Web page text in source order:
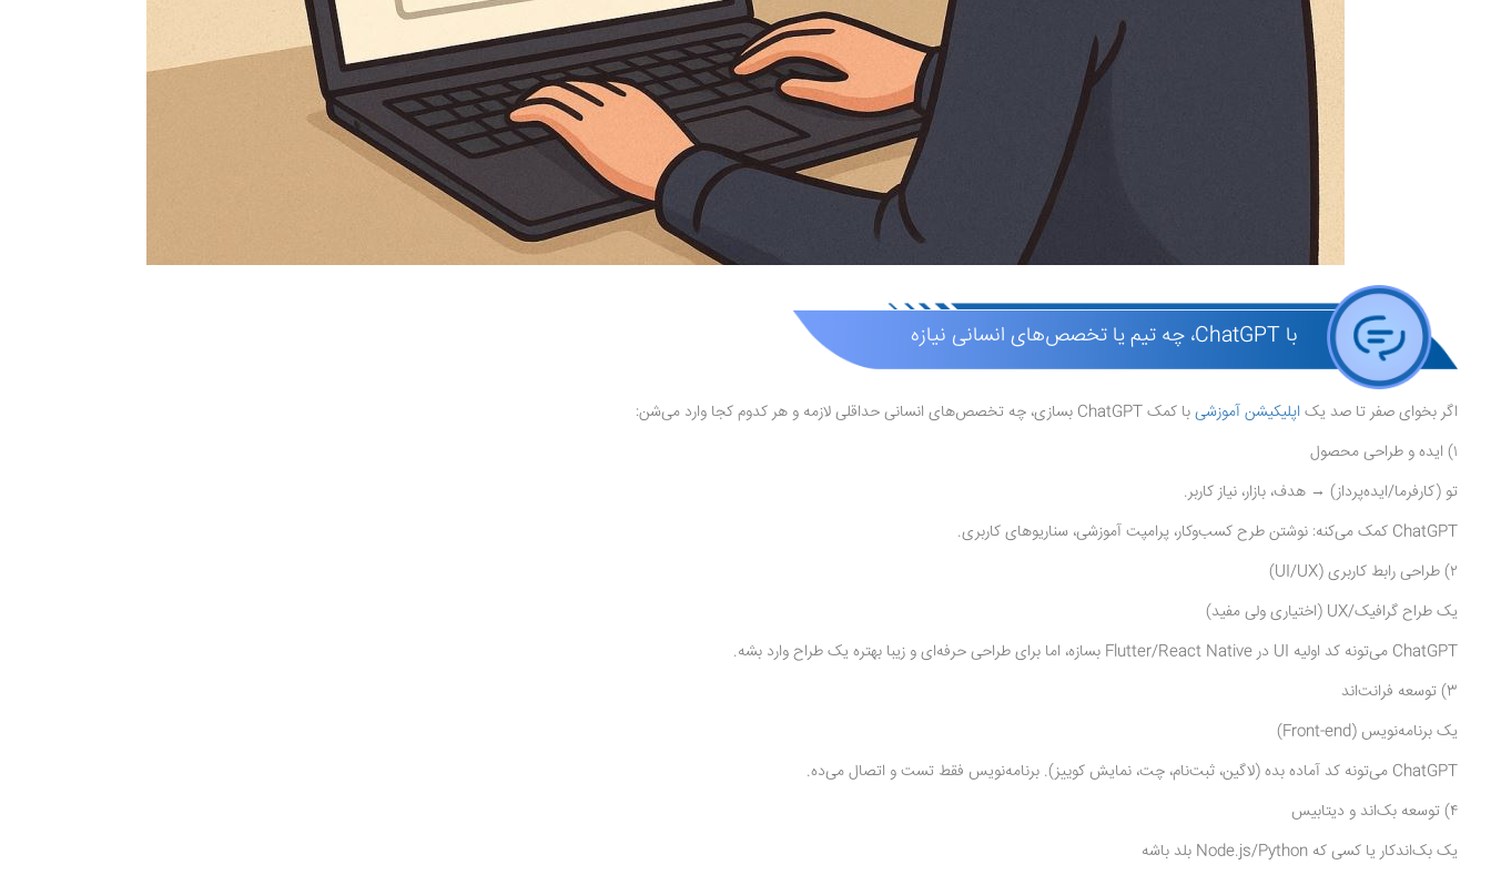
با ChatGPT، چه تیم یا تخصص‌های انسانی نیازه
اگر بخوای صفر تا صد یکاپلیکیشن آموزشیبا کمک ChatGPT بسازی، چه تخصص‌های انسانی حداقلی لازمه و هر کدوم کجا وارد می‌شن:
۱) ایده و طراحی محصول
تو (کارفرما/ایده‌پرداز) → هدف، بازار، نیاز کاربر.
ChatGPT کمک می‌کنه: نوشتن طرح کسب‌وکار، پرامپت آموزشی، سناریوهای کاربری.
۲) طراحی رابط کاربری (UI/UX)
یک طراح گرافیک/UX (اختیاری ولی مفید)
ChatGPT می‌تونه کد اولیه UI در Flutter/React Native بسازه، اما برای طراحی حرفه‌ای و زیبا بهتره یک طراح وارد بشه.
3) توسعه فرانت‌اند
یک برنامه‌نویس (Front-end)
ChatGPT می‌تونه کد آماده بده (لاگین، ثبت‌نام، چت، نمایش کوییز). برنامه‌نویس فقط تست و اتصال می‌ده.
۴) توسعه بک‌اند و دیتابیس
یک بک‌اند‌کار یا کسی که Node.js/Python بلد باشه